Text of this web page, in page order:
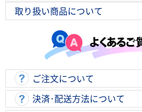
取り扱い商品について
ご注文について
決済･配送方法について